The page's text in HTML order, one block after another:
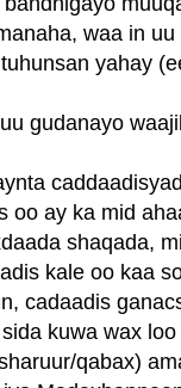
waa in
yahay
gudanayo
oo ay ka mid
shaqada,
kale oo kaa
cadaadis
kuwa wax
qabax)